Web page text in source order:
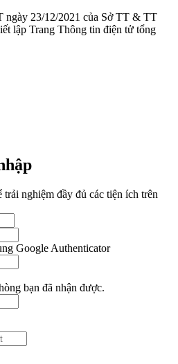
ngày 23/12/2021 của Sở TT & TT
lập Trang Thông tin điện tử tổng
nghiệm đầy đủ các tiện ích trên
Google Authenticator
bạn đã nhận được.